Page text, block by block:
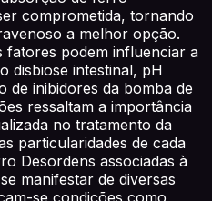
comprometida, tornando
a melhor opção.
fatores podem influenciar a
disbiose intestinal, pH
de inibidores da bomba de
ressaltam a importância
no tratamento da
particularidades de cada
Desordens associadas à
manifestar de diversas
se condições como